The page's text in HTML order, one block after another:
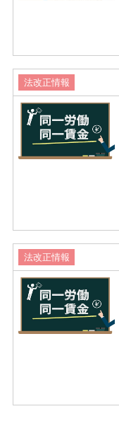
法改正情報
法改正情報